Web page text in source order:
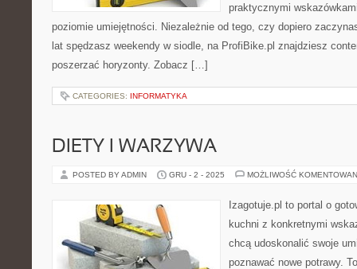
praktycznymi
poziomie umiejętności. Niezależnie od tego, czy dopiero
lat spędzasz weekendy w siodle, na ProfiBike.pl znajdziesz
poszerzać horyzonty. Zobacz […]
CATEGORIES: INFORMATYKA
DIETY I WARZYWA
POSTED BY ADMIN GRU - 2 - 2025 MOŻLIWOŚĆ
Izagotuje.pl to portal o
kuchni z konkretnymi
chcą udoskonalić swoje
poznawać nowe potrawy.